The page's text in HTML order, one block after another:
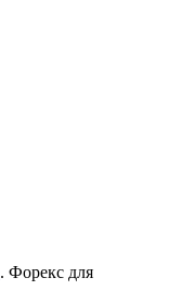
. Форекс для